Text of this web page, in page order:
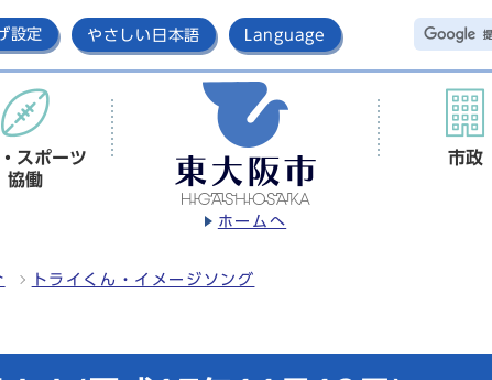
設定 やさしい日本語 Language
ホームへ
スポーツ
協働
市政
トライくん・イメージソング